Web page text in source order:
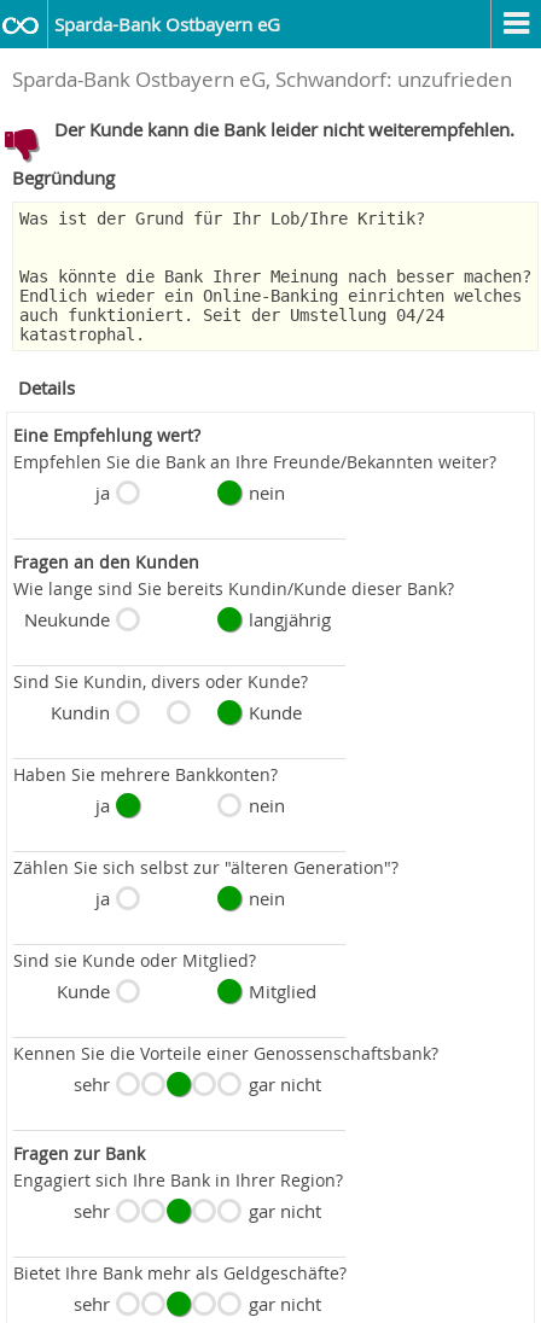
Sparda-Bank Ostbayern eG
Sparda-Bank Ostbayern eG, Schwandorf: unzufrieden
Der Kunde kann die Bank leider nicht weiterempfehlen.
Begründung
Was ist der Grund für Ihr Lob/Ihre Kritik?
Was könnte die Bank Ihrer Meinung nach besser machen?
Endlich wieder ein Online-Banking einrichten welches
auch funktioniert. Seit der Umstellung 04/24
katastrophal.
Details
Eine Empfehlung wert?
Empfehlen Sie die Bank an Ihre Freunde/Bekannten weiter?
ja nein
Fragen an den Kunden
Wie lange sind Sie bereits Kundin/Kunde dieser Bank?
Neukunde langjährig
Sind Sie Kundin, divers oder Kunde?
Kundin Kunde
Haben Sie mehrere Bankkonten?
ja nein
Zählen Sie sich selbst zur "älteren Generation"?
ja nein
Sind sie Kunde oder Mitglied?
Kunde Mitglied
Kennen Sie die Vorteile einer Genossenschaftsbank?
sehr gar nicht
Fragen zur Bank
Engagiert sich Ihre Bank in Ihrer Region?
sehr gar nicht
Bietet Ihre Bank mehr als Geldgeschäfte?
sehr gar nicht